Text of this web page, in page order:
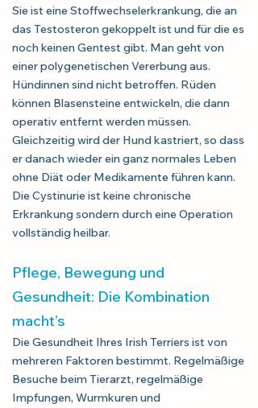
Sie ist eine Stoffwechselerkrankung, die an
das Testosteron gekoppelt ist und für die es
noch keinen Gentest gibt. Man geht von
einer polygenetischen Vererbung aus.
Hündinnen sind nicht betroffen. Rüden
können Blasensteine entwickeln, die dann
operativ entfernt werden müssen.
Gleichzeitig wird der Hund kastriert, so dass
er danach wieder ein ganz normales Leben
ohne Diät oder Medikamente führen kann.
Die Cystinurie ist keine chronische
Erkrankung sondern durch eine Operation
vollständig heilbar.
Pflege, Bewegung und
Gesundheit: Die Kombination
macht’s
Die Gesundheit Ihres Irish Terriers ist von
mehreren Faktoren bestimmt. Regelmäßige
Besuche beim Tierarzt, regelmäßige
Impfungen, Wurmkuren und